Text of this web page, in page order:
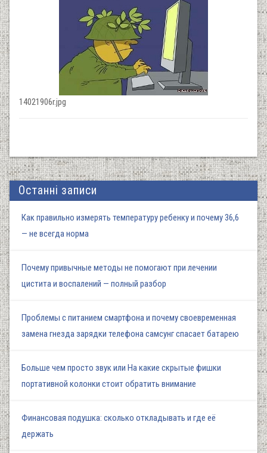
14021906r.jpg
Останні записи
Как правильно измерять температуру ребенку и почему 36,6
— не всегда норма
Почему привычные методы не помогают при лечении
цистита и воспалений — полный разбор
Проблемы с питанием смартфона и почему своевременная
замена гнезда зарядки телефона самсунг спасает батарею
Больше чем просто звук или На какие скрытые фишки
портативной колонки стоит обратить внимание
Финансовая подушка: сколько откладывать и где её
держать